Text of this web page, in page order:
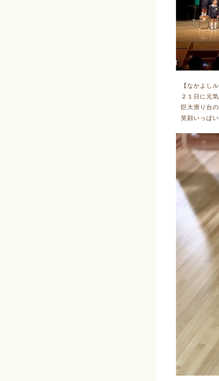
【なかよし
２１日に元
巨大滑り台
笑顔いっぱ